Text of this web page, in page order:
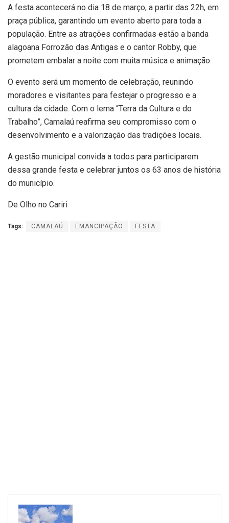
A festa acontecerá no dia 18 de março, a partir das 22h, em
praça pública, garantindo um evento aberto para toda a
população. Entre as atrações confirmadas estão a banda
alagoana Forrozão das Antigas e o cantor Robby, que
prometem embalar a noite com muita música e animação.
O evento será um momento de celebração, reunindo
moradores e visitantes para festejar o progresso e a
cultura da cidade. Com o lema “Terra da Cultura e do
Trabalho”, Camalaú reafirma seu compromisso com o
desenvolvimento e a valorização das tradições locais.
A gestão municipal convida a todos para participarem
dessa grande festa e celebrar juntos os 63 anos de história
do município.
De Olho no Cariri
Tags: CAMALAÚ EMANCIPAÇÃO FESTA